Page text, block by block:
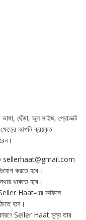
ছেঁড়া, ভুল সাইজ, প্রোডাক্ট
ক্ষেত্রে আপনি ক্রয়কৃত
sellerhaat@gmail.com
করতে হবে।
থাকতে হবে।
Seller Haat-এর অফিসে
হবে।
কারণে Seller Haat মূল্য তার